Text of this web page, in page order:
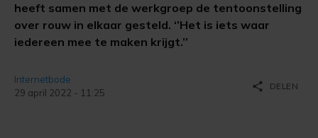
heeft samen met de werkgroep de tentoonstelling
over rouw in elkaar gesteld. ‘’Het is iets waar
iedereen mee te maken krijgt.’’
Internetbode
29 april 2022 - 11:25
share DELEN